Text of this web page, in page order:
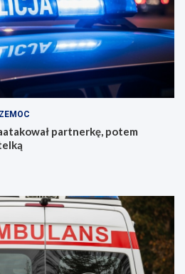
partnerkę, potem